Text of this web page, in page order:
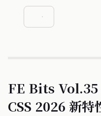
FE Bits Vol.35
CSS 2026 新特